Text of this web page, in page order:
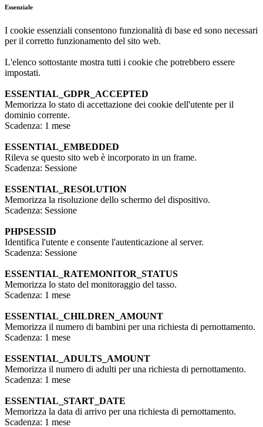
Essenziale
I cookie essenziali consentono funzionalità di base ed sono necessari
per il corretto funzionamento del sito web.
L'elenco sottostante mostra tutti i cookie che potrebbero essere
impostati.
ESSENTIAL_GDPR_ACCEPTED
Memorizza lo stato di accettazione dei cookie dell'utente per il
dominio corrente.
Scadenza: 1 mese
ESSENTIAL_EMBEDDED
Rileva se questo sito web è incorporato in un frame.
Scadenza: Sessione
ESSENTIAL_RESOLUTION
Memorizza la risoluzione dello schermo del dispositivo.
Scadenza: Sessione
PHPSESSID
Identifica l'utente e consente l'autenticazione al server.
Scadenza: Sessione
ESSENTIAL_RATEMONITOR_STATUS
Memorizza lo stato del monitoraggio del tasso.
Scadenza: 1 mese
ESSENTIAL_CHILDREN_AMOUNT
Memorizza il numero di bambini per una richiesta di pernottamento.
Scadenza: 1 mese
ESSENTIAL_ADULTS_AMOUNT
Memorizza il numero di adulti per una richiesta di pernottamento.
Scadenza: 1 mese
ESSENTIAL_START_DATE
Memorizza la data di arrivo per una richiesta di pernottamento.
Scadenza: 1 mese